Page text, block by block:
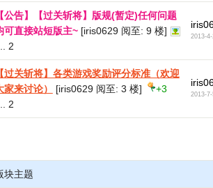
【公告】【过关斩将】版规(暂定)任何问题
可直接站短版主~ [iris0629 阅至: 9 楼]
2
2013-
【过关斩将】各类游戏奖励评分标准（欢迎
家来讨论）
[iris0629 阅至: 3 楼]
+3
2
2013-7-
块主题